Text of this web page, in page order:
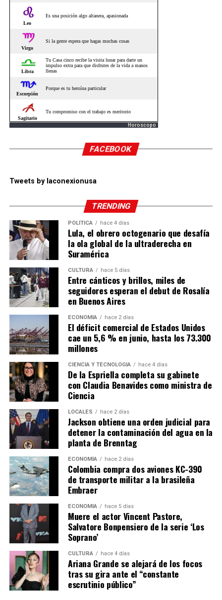
Horoscopo
FACEBOOK
Tweets by laconexionusa
TRENDING
POLÍTICA hace 4 días
Lula, el obrero octogenario que desafía
la ola global de la ultraderecha en
Suramérica
CULTURA hace 5 días
Entre cánticos y brillos, miles de
seguidores esperan el debut de Rosalía
en Buenos Aires
ECONOMÍA hace 2 días
El déficit comercial de Estados Unidos
cae un 5,6 % en junio, hasta los 73.300
millones
CIENCIA Y TECNOLOGÍA hace 4 días
De la Espriella completa su gabinete
con Claudia Benavides como ministra de
Ciencia
LOCALES hace 2 días
Jackson obtiene una orden judicial para
detener la contaminación del agua en la
planta de Brenntag
ECONOMÍA hace 2 días
Colombia compra dos aviones KC-390
de transporte militar a la brasileña
Embraer
ECONOMÍA hace 5 días
Muere el actor Vincent Pastore,
Salvatore Bonpensiero de la serie ‘Los
Soprano’
CULTURA hace 4 días
Ariana Grande se alejará de los focos
tras su gira ante el “constante
escrutinio público”